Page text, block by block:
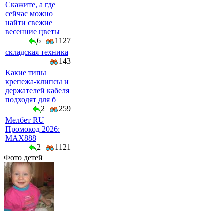
Скажите, а где
сейчас можно
найти свежие
весенние цветы
6
1127
складская техника
143
Какие типы
крепежа-клипсы и
держателей кабеля
подходят для б
2
259
Мелбет RU
Промокод 2026:
MAX888
2
1121
Фото детей